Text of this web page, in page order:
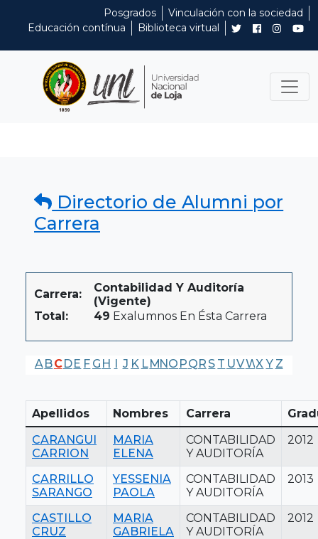
Posgrados
Vinculación con la sociedad
Educación contínua
Biblioteca virtual
Directorio de Alumni por
Carrera
Carrera:
Contabilidad Y Auditoría
(Vigente)
Total:
49 Exalumnos En Ésta Carrera
A BCDE F G H I J K LMNO PQR S T UVWX Y Z
Apellidos Nombres Carrera
CARANGUI
CARRION
MARIA
ELENA
CONTABILIDAD
Y AUDITORÍA
2012
CARRILLO
SARANGO
YESSENIA
PAOLA
CONTABILIDAD
Y AUDITORÍA
2013
CASTILLO
CRUZ
MARIA
GABRIELA
CONTABILIDAD
Y AUDITORÍA
2012